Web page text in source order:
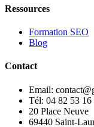
Ressources
Formation SEO
Blog
Contact
Email:
Tél: 04 82 53 16
20 Place Neuve
69440 Saint-